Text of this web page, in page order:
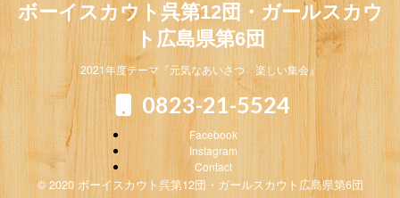
ボーイスカウト呉第12団・ガールスカウ
ト広島県第6団
2021年度テーマ『元気なあいさつ 楽しい集会』
0823-21-5524
Facebook
Instagram
Contact
© 2020 ボーイスカウト呉第12団・ガールスカウト広島県第6団